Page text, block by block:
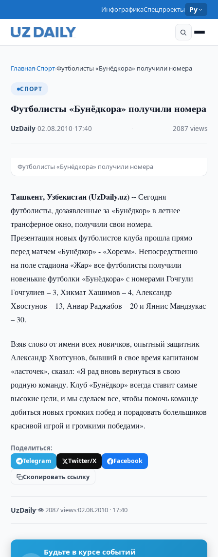
ИнфографикаСпецпроекты Ру
Главная›Спорт›Футболисты «Бунёдкора» получили номера
СПОРТ
Футболисты «Бунёдкора» получили номера
UzDaily ·02.08.2010 17:40 2087 views
Футболисты «Бунёдкора» получили номера
Ташкент, Узбекистан (UzDaily.uz) --Сегодня
футболисты, дозаявленные за «Бунёдкор» в летнее
трансферное окно, получили свои номера.
Презентация новых футболистов клуба прошла прямо
перед матчем «Бунёдкор» - «Хорезм». Непосредственно
на поле стадиона «Жар» все футболисты получили
новенькие футболки «Бунёдкора» с номерами Гочгули
Гочгулиев – 3, Хикмат Хашимов – 4, Александр
Хвостунов – 13, Анвар Раджабов – 20 и Яннис Мандзукас
– 30.
Взяв слово от имени всех новичков, опытный защитник
Александр Хвотсунов, бывший в свое время капитаном
«ласточек», сказал: «Я рад вновь вернуться в свою
родную команду. Клуб «Бунёдкор» всегда ставит самые
высокие цели, и мы сделаем все, чтобы помочь команде
добиться новых громких побед и порадовать болельщиков
красивой игрой и громкими победами».
Поделиться:
Telegram Twitter/X
Facebook
Скопировать ссылку
UzDaily·👁 2087 views·02.08.2010 · 17:40
Будьте в курсе событий